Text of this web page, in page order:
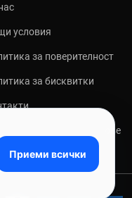
условия
за поверителност
за бисквитки
решаване на спорове
Приеми всички